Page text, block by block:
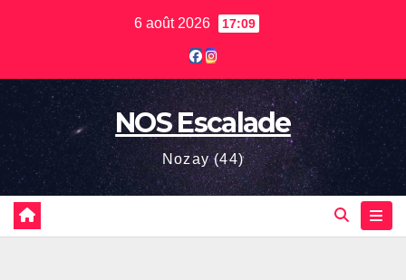
6 août 2026 17:09
NOS Escalade
Nozay (44)